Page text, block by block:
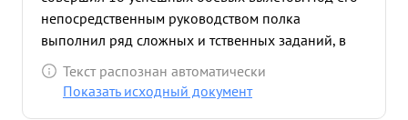
непосредственным руководством полка
выполнил ряд сложных и тственных заданий, в
том числеках фотографирование сетей пло и АФС
минных полей в Нарвском заливе, которой
Текст распознан автоматически
Показать исходный документ